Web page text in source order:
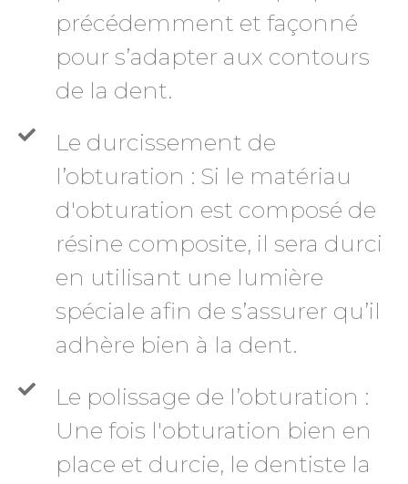
précédemment et façonné
pour s’adapter aux contours
de la dent.
Le durcissement de
l’obturation : Si le matériau
d'obturation est composé de
résine composite, il sera durci
en utilisant une lumière
spéciale afin de s’assurer qu’il
adhère bien à la dent.
Le polissage de l’obturation :
Une fois l'obturation bien en
place et durcie, le dentiste la